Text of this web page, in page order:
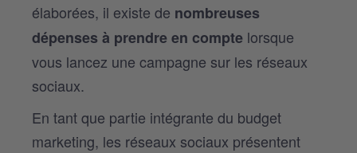
élaborées, il existe de nombreuses
dépenses à prendre en compte lorsque
vous lancez une campagne sur les réseaux
sociaux.
En tant que partie intégrante du budget
marketing, les réseaux sociaux présentent